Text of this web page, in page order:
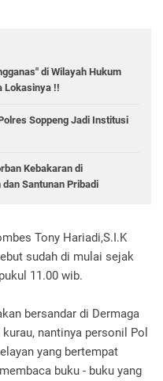
di Wilayah Hukum
Lokasinya !!
Soppeng Jadi Institusi
Kebakaran di
Santunan Pribadi
Tony Hariadi,S.I.K
sudah di mulai sejak
11.00 wib.
bersandar di Dermaga
nantinya personil Pol
yang bertempat
buku - buku yang